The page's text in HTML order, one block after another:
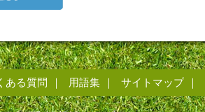
ある質問 用語集 サイトマップ